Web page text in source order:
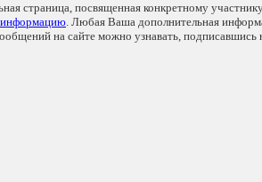
страница, посвященная конкретному
информацию. Любая Ваша дополнительная
на сайте можно узнавать, подписавшись